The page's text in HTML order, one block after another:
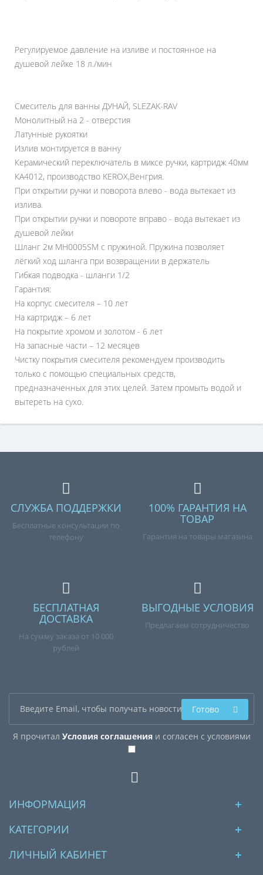
Регулируемое давление на изливе и постоянное на
душевой лейке 18 л./мин
Смеситель для ванны ДУНАЙ, SLEZAK-RAV
Монолитный на 2 - отверстия
Латунные рукоятки
Излив монтируется в ванну
Керамический переключатель в миксе ручки, картридж 40мм
КА4012, производство KEROX,Венгрия.
При открытии ручки и поворота влево - вода вытекает из
излива.
При открытии ручки и повороте вправо - вода вытекает из
душевой лейки
Шланг 2м MH0005SM с пружиной. Пружина позволяет
лёгкий ход шланга при возвращении в держатель
Гибкая подводка - шланги 1/2
Гарантия:
На корпус смесителя – 10 лет
На картридж – 6 лет
На покрытие хромом и золотом - 6 лет
На запасные части – 12 месяцев
Чистку покрытия смесителя рекомендуем производить
только с помощью специальных средств,
предназначенных для этих целей. Затем промыть водой и
вытереть на сухо.
СЛУЖБА ПОДДЕРЖКИ
Бесплатные консультации по
телефону
100% ГАРАНТИЯ НА
ТОВАР
Гарантия на товары магазина
БЕСПЛАТНАЯ
ДОСТАВКА
На сумму заказа от 10 000
рублей
ВЫГОДНЫЕ УСЛОВИЯ
Предлагаем сотрудничество
Я прочитал Условия соглашенияи согласен с условиями
Готово
ИНФОРМАЦИЯ
КАТЕГОРИИ
ЛИЧНЫЙ КАБИНЕТ